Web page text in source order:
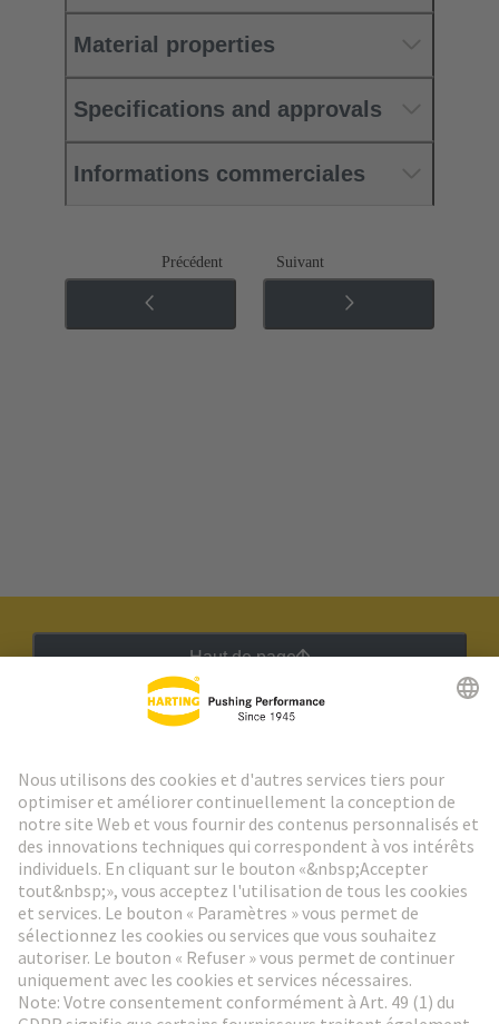
Material properties
Specifications and approvals
Informations commerciales
Précédent Suivant
Haut de page
Aller à l'inscription
Social Media